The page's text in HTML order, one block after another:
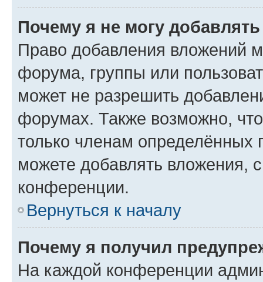
Почему я не могу
Право добавления вложений
форума, группы или
может не разрешить
форумах. Также возможно,
только членам определённых
можете добавлять вложения,
конференции.
Вернуться к началу
Почему я получил
На каждой конференции